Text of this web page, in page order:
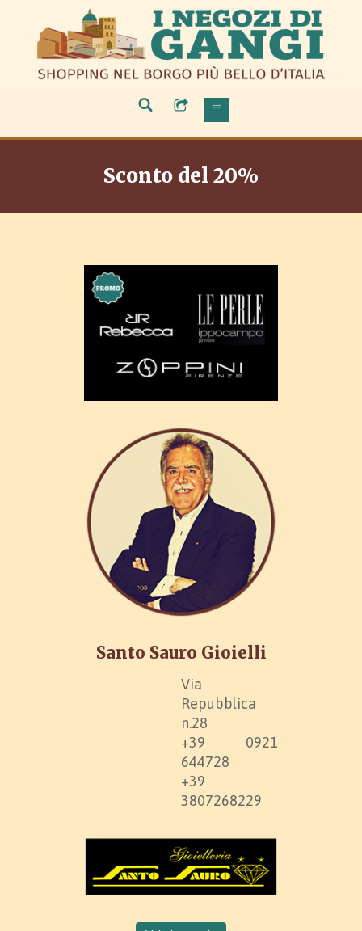
Sconto del 20%
Santo Sauro Gioielli
Via
Repubblica
n.28
+39 0921
644728
+39
3807268229